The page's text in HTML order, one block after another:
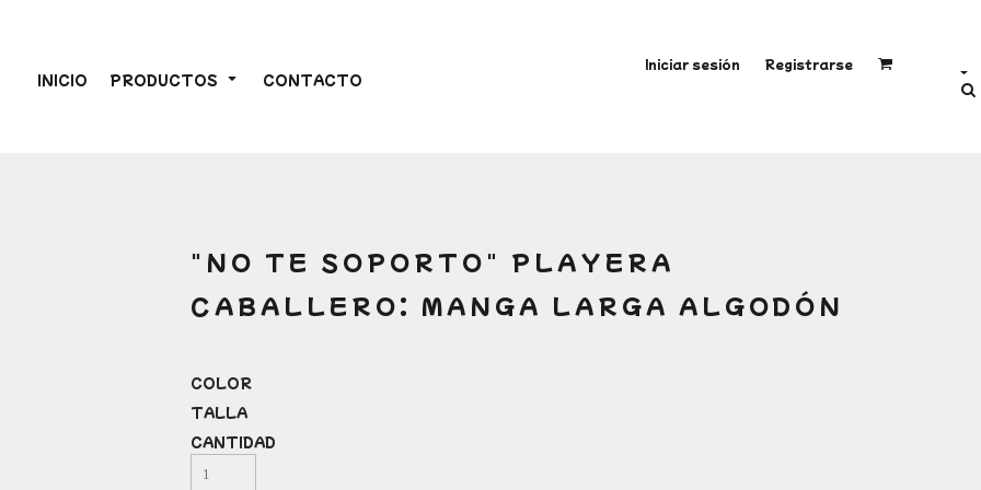
INICIO PRODUCTOS CONTACTO
Iniciar sesión Registrarse
"NO TE SOPORTO" PLAYERA
CABALLERO: MANGA LARGA ALGODÓN
COLOR
TALLA
CANTIDAD